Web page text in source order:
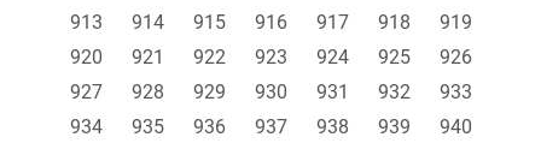
913
914 915 916 917 918
919
920
921 922 923 924 925
926
927
928 929 930 931 932
933
934
935 936 937 938 939
940